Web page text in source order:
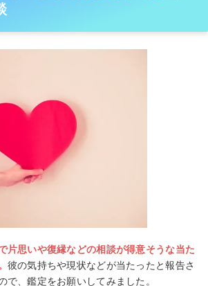
片思いや復縁などの相談が得意そうな当た
彼の気持ちや現状などが当たったと報告さ
で、鑑定をお願いしてみました。